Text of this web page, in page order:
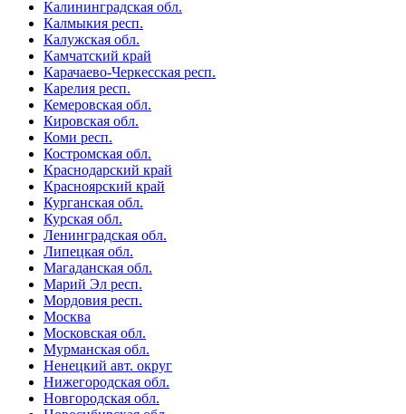
Калининградская обл.
Калмыкия респ.
Калужская обл.
Камчатский край
Карачаево-Черкесская респ.
Карелия респ.
Кемеровская обл.
Кировская обл.
Коми респ.
Костромская обл.
Краснодарский край
Красноярский край
Курганская обл.
Курская обл.
Ленинградская обл.
Липецкая обл.
Магаданская обл.
Марий Эл респ.
Мордовия респ.
Москва
Московская обл.
Мурманская обл.
Ненецкий авт. округ
Нижегородская обл.
Новгородская обл.